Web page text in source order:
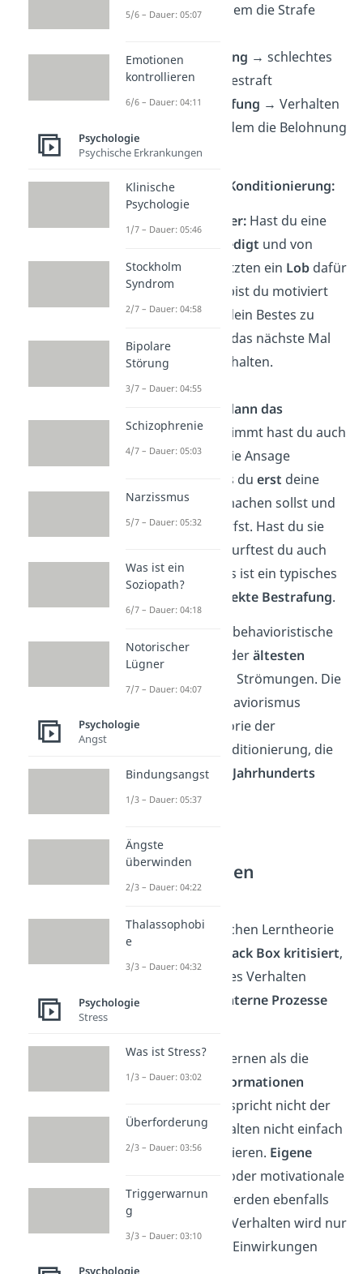
wird belohnt, indem die Strafe
direkte Bestrafung → schlechtes
Verhalten wird bestraft
indirekte Bestrafung → Verhalten
wird bestraft, indem die Belohnung
wegfällt
Beispiele operante Konditionierung:
Lob als Verstärker: Hast du eine
gut erledigt und von
deinem Vorgesetzten ein Lob dafür
erhalten? Dann bist du motiviert
auchweiterhin
dein Bestes zu
geben, um auch das nächste Mal
wieder Lob zu erhalten.
erst die Arbeit, dann das
Vergnügen:Bestimmt hast du auch
häufig als Kind die Ansage
bekommen, dass du erst deine
Hausaufgaben
machen sollst und
dann spielen
darfst. Hast du sie
nicht gemacht, durftest du auch
nicht spielen. Das ist ein typisches
Beispiel für
indirekte Bestrafung.
Die behavioristische
Lerntheorie ist eine derältesten
lernpsychologischen Strömungen. Die
Entwicklung des Behaviorismus
begann mit der Theorie der
instrumentellen Konditionierung, die
bereitsEnde des 19. Jahrhunderts
entstand.
Kritik an der
behavioristischen
Lerntheorie
An der behavioristischen Lerntheorie
Black Box kritisiert,
da nur beobachtbares Verhalten
beachtet wird und
interne Prozesse
nicht
Auch wird hier das Lernen als die
Wiedergabe von Informationen
verstanden. Das entspricht nicht der
Realität, da wir Verhalten nicht einfach
aufnehmen und kopieren. Eigene
soziale, emotionale oder motivationale
Handlungsgründe
werden ebenfalls
nicht beachtet
. Das Verhalten wird nur
als Resultat äußerer Einwirkungen
verstanden.
5/6 – Dauer: 05:07
Emotionen
kontrollieren
6/6 – Dauer: 04:11
Psychologie
Psychische Erkrankungen
Klinische
Psychologie
1/7 – Dauer: 05:46
Stockholm
Syndrom
2/7 – Dauer: 04:58
Bipolare
Störung
3/7 – Dauer: 04:55
Schizophrenie
4/7 – Dauer: 05:03
Narzissmus
5/7 – Dauer: 05:32
Was ist ein
Soziopath?
6/7 – Dauer: 04:18
Notorischer
Lügner
7/7 – Dauer: 04:07
Psychologie
Angst
Bindungsangst
1/3 – Dauer: 05:37
Ängste
überwinden
2/3 – Dauer: 04:22
Thalassophobi
e
3/3 – Dauer: 04:32
Psychologie
Stress
Was ist Stress?
1/3 – Dauer: 03:02
Überforderung
2/3 – Dauer: 03:56
Triggerwarnun
g
3/3 – Dauer: 03:10
Psychologie